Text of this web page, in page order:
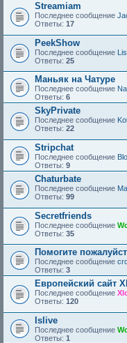
Streamiam
Последнее сообщение
Ответы: 17
PeekShow
Последнее сообщение
Ответы: 25
Маньяк на Чатуре
Последнее сообщение
Ответы: 6
SkyPrivate
Последнее сообщение
Ответы: 22
Stripchat
Последнее сообщение
Ответы: 9
Chaturbate
Последнее сообщение
Ответы: 99
Secretfriends
Последнее сообщение
Ответы: 35
Помогите
Последнее сообщение
Ответы: 3
Европейский сайт
Последнее сообщение
Ответы: 120
Islive
Последнее сообщение
Ответы: 1